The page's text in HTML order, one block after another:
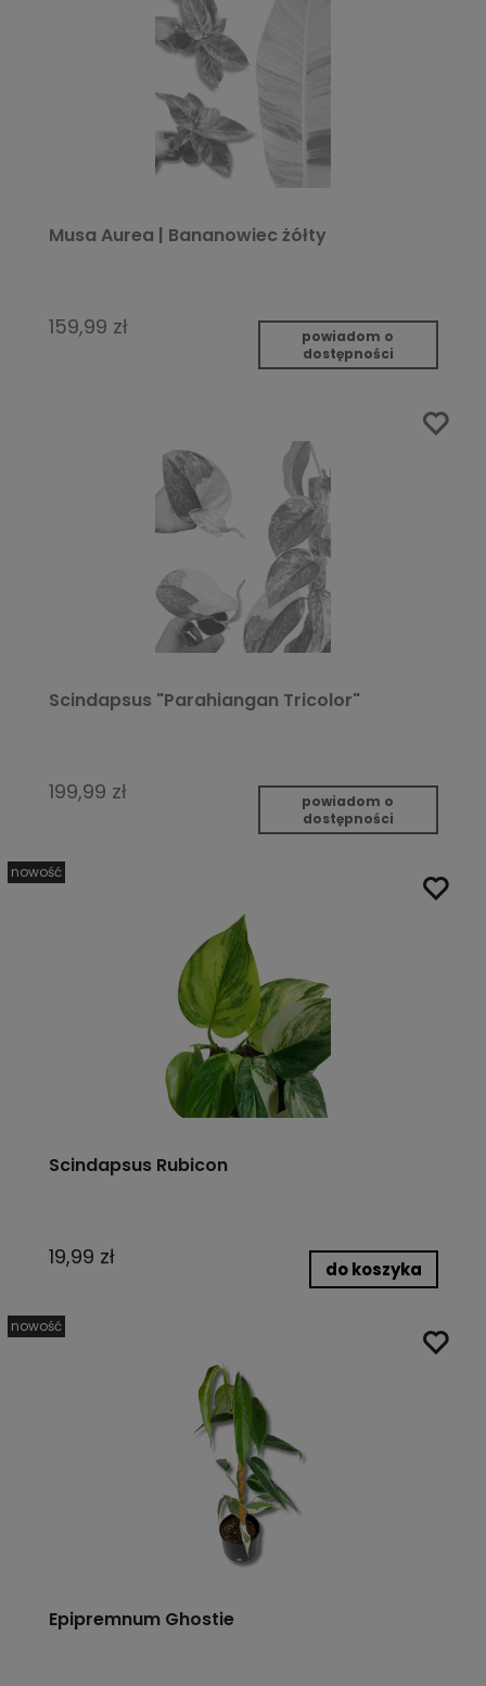
Musa Aurea | Bananowiec żółty
159,99 zł
powiadom o
dostępności
Scindapsus "Parahiangan Tricolor"
199,99 zł
powiadom o
dostępności
Scindapsus Rubicon
19,99 zł do koszyka
nowość
Epipremnum Ghostie
nowość